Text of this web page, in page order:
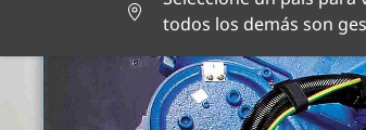
Italiano
Türkçe
日本語
한국어
中文
todos los demás son